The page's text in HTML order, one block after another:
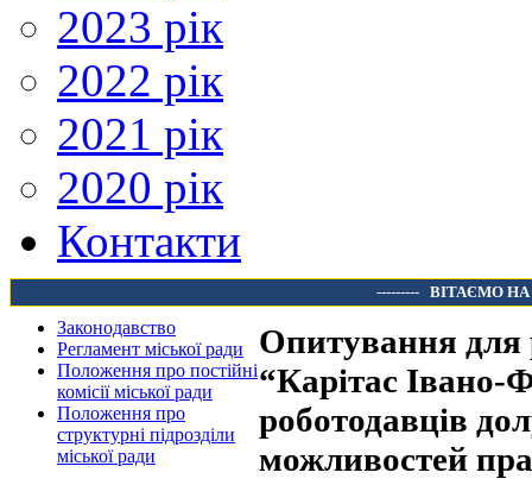
2023 рік
2022 рік
2021 рік
2020 рік
Контакти
--------- ВІТАЄМО
Законодавство
Регламент міської ради
Положення про постійні
комісії міської ради
Положення про
структурні підрозділи
міської ради
Опитування
“Карітас
роботодавців
можливостей